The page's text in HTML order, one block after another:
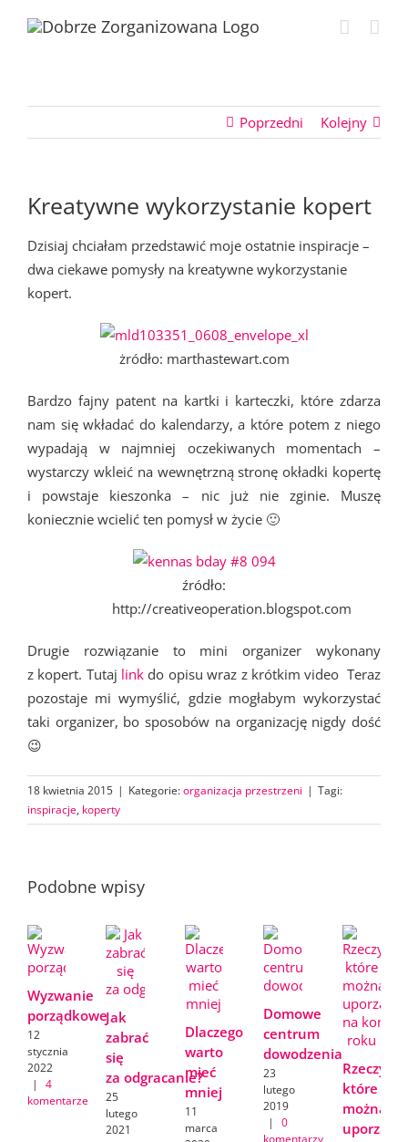
Poprzedni Kolejny
Kreatywne wykorzystanie kopert
Dzisiaj chciałam przedstawić moje ostatnie inspiracje –
dwa ciekawe pomysły na kreatywne wykorzystanie
kopert.
żródło: marthastewart.com
Bardzo fajny patent na kartki i karteczki, które zdarza
nam się wkładać do kalendarzy, a które potem z niego
wypadają w najmniej oczekiwanych momentach –
wystarczy wkleić na wewnętrzną stronę okładki kopertę
i powstaje kieszonka – nic już nie zginie. Muszę
koniecznie wcielić ten pomysł w życie 🙂
źródło:
http://creativeoperation.blogspot.com
Drugie rozwiązanie to mini organizer wykonany
z kopert. Tutaj link do opisu wraz z krótkim video Teraz
pozostaje mi wymyślić, gdzie mogłabym wykorzystać
taki organizer, bo sposobów na organizację nigdy dość
😉
18 kwietnia 2015 | Kategorie:organizacja przestrzeni | Tagi:
inspiracje, koperty
Podobne wpisy
Wyzwanie
porządkowe
12
stycznia
2022
|
4
komentarze
Jak
zabrać
się
za odgracanie?
25
lutego
2021
Dlaczego
warto
mieć
mniej
11
marca
Domowe
centrum
dowodzenia
23
lutego
2019
|
0
komentarzy
Rzeczy,
które
można